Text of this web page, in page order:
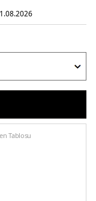
Tablosu